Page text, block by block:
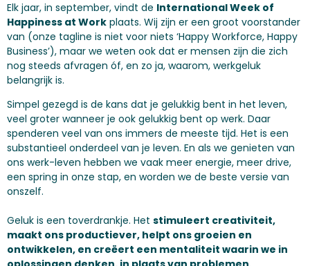
Elk jaar, in september, vindt de International Week of
Happiness at Work plaats. Wij zijn er een groot voorstander
van (onze tagline is niet voor niets ‘Happy Workforce, Happy
Business’), maar we weten ook dat er mensen zijn die zich
nog steeds afvragen óf, en zo ja, waarom, werkgeluk
belangrijk is.
Simpel gezegd is de kans dat je gelukkig bent in het leven,
veel groter wanneer je ook gelukkig bent op werk. Daar
spenderen veel van ons immers de meeste tijd. Het is een
substantieel onderdeel van je leven. En als we genieten van
ons werk-leven hebben we vaak meer energie, meer drive,
een spring in onze stap, en worden we de beste versie van
onszelf.
Geluk is een toverdrankje. Het stimuleert creativiteit,
maakt ons productiever, helpt ons groeien en
ontwikkelen, en creëert een mentaliteit waarin we in